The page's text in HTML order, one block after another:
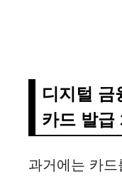
디지털 금
카드 발급
과거에는 카